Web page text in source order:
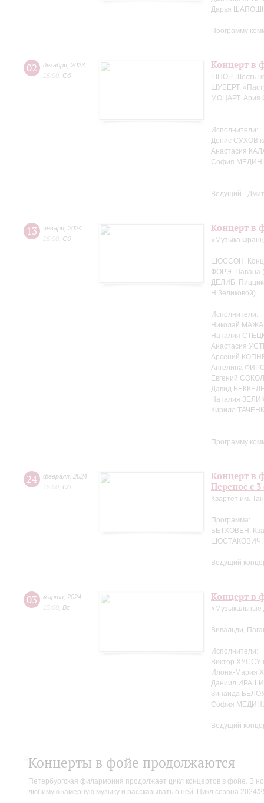
Дарья
Программу
02 декабря 2023
15:00 Сб
Концерт в
ШПОР. Шесть
ШУБЕРТ.
МОЦАРТ. Ария
Исполнители:
Денис СУХОВ
Анастасия
София
Ведущий -
13 января 2024
15:00 Сб
Концерт в
«Музыка
ШОССОН.
ФОРЭ. Павана
ДЕЛИБ.
Н.Зеликовой)
Исполнители:
Николай
Наталия
Анастасия
Арсений
Ангелина
Евгений
Давид
Наталия
Кирилл
Программу
24 февраля 2024
15:00 Сб
Концерт в
Перенос с
Квартет им.
Программа:
БЕТХОВЕН.
ШОСТАКОВИЧ.
Ведущий
03 марта
2024
15:00 Вс
Концерт в
«Музыкальные
Вивальди,
Исполнители:
Виктор ХУССУ
Илона-Мария
Даниил
Зинаида
София
Ведущий
Концерты в фойе продолжаются
Петербургская филармония продолжает цикл концертов в фойе. В
любимую камерную музыку и рассказывать о ней. Цикл сезона